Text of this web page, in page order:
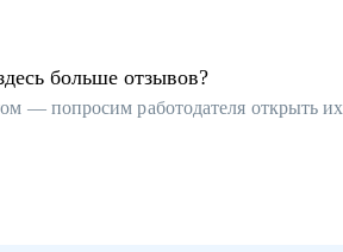
больше отзывов?
— попросим работодателя открыть их